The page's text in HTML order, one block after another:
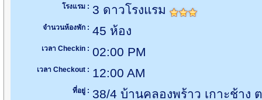
โรงแรม : 3 ดาวโรงแรม
จำนวนห้องพัก : 45 ห้อง
เวลา Checkin : 02:00 PM
เวลา Checkout : 12:00 AM
ที่อยู่ : 38/4 บ้านคลองพร้าว เกาะช้าง